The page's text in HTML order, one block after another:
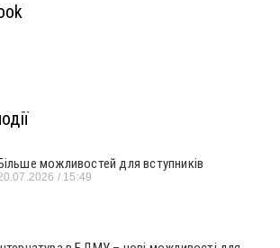
можливостей для вступників
15:49